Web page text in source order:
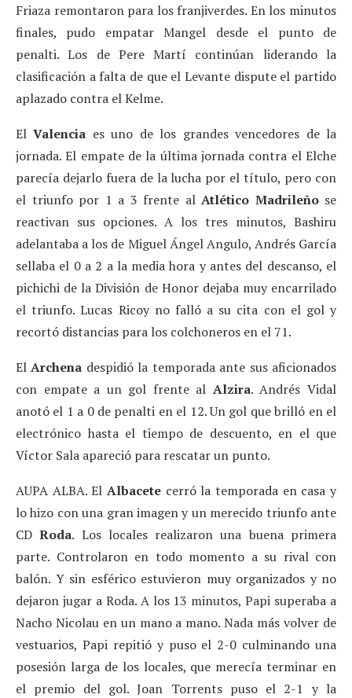
Friaza remontaron para los franjiverdes. En los minutos
finales, pudo empatar Mangel desde el punto de
penalti. Los de Pere Martí continúan liderando la
clasificación a falta de que el Levante dispute el partido
aplazado contra el Kelme.
ElValencia es uno de los grandes vencedores de la
jornada. El empate de la última jornada contra el Elche
parecía dejarlo fuera de la lucha por el título, pero con
el triunfo por 1 a 3 frente al Atlético Madrileñose
reactivan sus opciones. A los tres minutos, Bashiru
adelantaba a los de Miguel Ángel Angulo, Andrés García
sellaba el 0 a 2 a la media hora y antes del descanso, el
pichichi de la División de Honor dejaba muy encarrilado
el triunfo. Lucas Ricoy no falló a su cita con el gol y
recortó distancias para los colchoneros en el 71.
ElArchena despidió la temporada ante sus aficionados
con empate a un gol frente al Alzira. Andrés Vidal
anotó el 1 a 0 de penalti en el 12. Un gol que brilló en el
electrónico hasta el tiempo de descuento, en el que
Víctor Sala apareció para rescatar un punto.
AUPA ALBA. El Albacete cerró la temporada en casa y
lo hizo con una gran imagen y un merecido triunfo ante
CDRoda. Los locales realizaron una buena primera
parte. Controlaron en todo momento a su rival con
balón. Y sin esférico estuvieron muy organizados y no
dejaron jugar a Roda. A los 13 minutos, Papi superaba a
Nacho Nicolau en un mano a mano. Nada más volver de
vestuarios, Papi repitió y puso el 2-0 culminando una
posesión larga de los locales, que merecía terminar en
el premio del gol. Joan Torrents puso el 2-1 y la